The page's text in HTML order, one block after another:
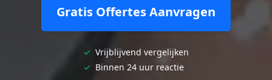
Gratis Offertes Aanvragen
✓ Vrijblijvend vergelijken
✓ Binnen 24 uur reactie